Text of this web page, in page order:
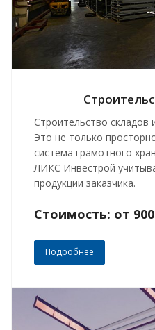
Строительство складов
Это не только
система грамотного
ЛИКС Инвестрой
продукции заказчика.
Стоимость: от
Подробнее